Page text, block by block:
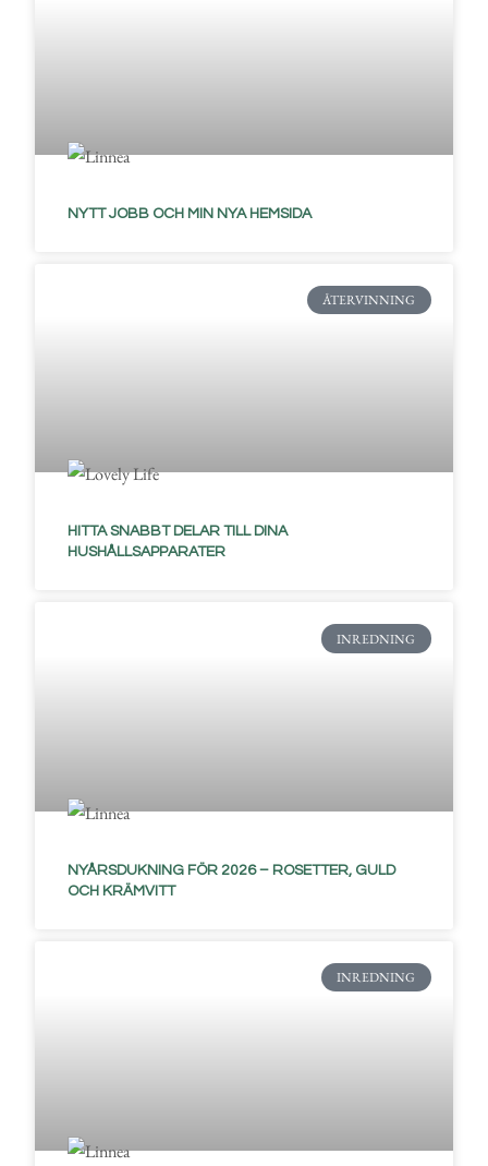
NYTT JOBB OCH MIN NYA HEMSIDA
ÅTERVINNING
HITTA SNABBT DELAR TILL DINA
HUSHÅLLSAPPARATER
INREDNING
NYÅRSDUKNING FÖR 2026 – ROSETTER, GULD
OCH KRÄMVITT
INREDNING